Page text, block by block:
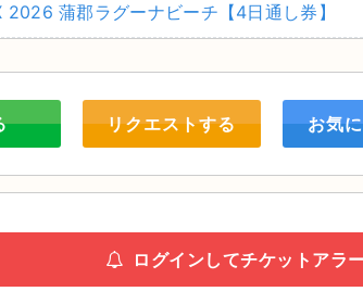
2026 蒲郡ラグーナビーチ【4日通し券】
リクエストする お気
ログインしてチケットアラ